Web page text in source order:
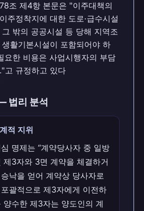
조 제4항 본문은 "이주대책의
주정착지에 대한 도로·급수시설
그 밖의 공공시설 등 당해 지역조
활기본시설이 포함되어야 하
요한 비용은 사업시행자의 부담
고 규정하고 있다
법리 분석
적 지위
명제는 “계약당사자 중 일방
제3자와 3면 계약을 체결하거
낙을 얻어 계약상 당사자로
괄적으로 제3자에게 이전하
양수한 제3자는 양도인의 계